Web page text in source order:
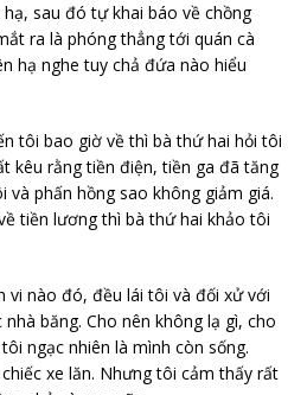
sau đó tự khai báo về chồng
ra là phóng thẳng tới quán cà
hạ nghe tuy chả đứa nào hiểu
tôi bao giờ về thì bà thứ hai hỏi tôi
kêu rằng tiền điện, tiền ga đã tăng
phấn hồng sao không giảm giá.
tiền lương thì bà thứ hai khảo tôi
vi nào đó, đều lái tôi và đối xử với
băng. Cho nên không lạ gì, cho
ngạc nhiên là mình còn sống.
xe lăn. Nhưng tôi cảm thấy rất